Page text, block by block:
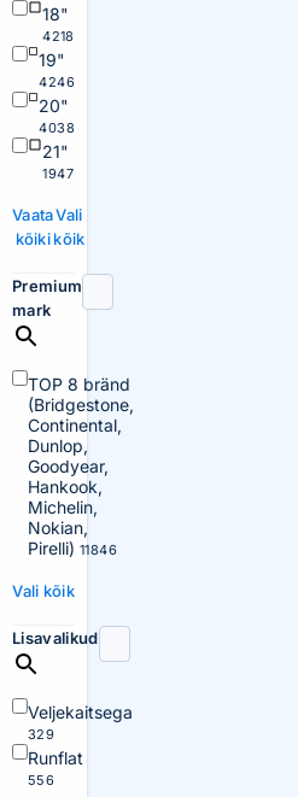
18"
4218
19"
4246
20"
4038
21"
1947
Vaata
kõiki
Vali
kõik
Premium
mark
TOP 8 bränd
(Bridgestone,
Continental,
Dunlop,
Goodyear,
Hankook,
Michelin,
Nokian,
Pirelli) 11846
Vali kõik
Lisavalikud
Veljekaitsega
329
Runflat
556